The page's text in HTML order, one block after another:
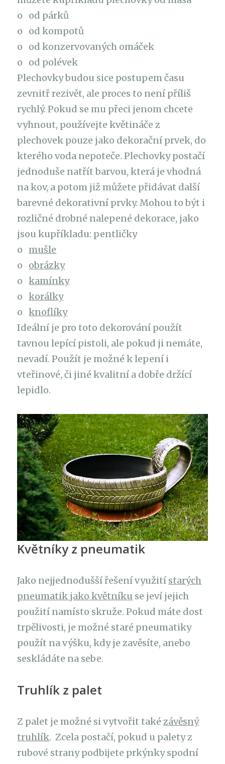
o od párků
o od kompotů
o od konzervovaných omáček
o od polévek
Plechovky budou sice postupem času
zevnitř rezivět, ale proces to není příliš
rychlý. Pokud se mu přeci jenom chcete
vyhnout, používejte květináče z
plechovek pouze jako dekorační prvek, do
kterého voda nepoteče. Plechovky postačí
jednoduše natřít barvou, která je vhodná
na kov, a potom již můžete přidávat další
barevné dekorativní prvky. Mohou to být i
rozličné drobné nalepené dekorace, jako
jsou kupříkladu: pentličky
omušle
o obrázky
okamínky
okorálky
oknoflíky
Ideální je pro toto dekorování použít
tavnou lepící pistoli, ale pokud ji nemáte,
nevadí. Použít je možné k lepení i
vteřinové, či jiné kvalitní a dobře držící
lepidlo.
Květníky z pneumatik
Jako nejjednodušší řešení využití starých
pneumatik jako květníku se jeví jejich
použití namísto skruže. Pokud máte dost
trpělivosti, je možné staré pneumatiky
použít na výšku, kdy je zavěsíte, anebo
seskládáte na sebe.
Truhlík z palet
Z palet je možné si vytvořit také závěsný
truhlík. Zcela postačí, pokud u palety z
rubové strany podbijete prkýnky spodní